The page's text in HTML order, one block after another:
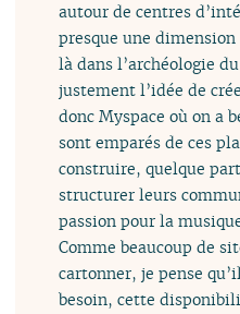
autour de centres
presque une
là dans l’archéologie
justement l’idée de
donc Myspace où on a
sont emparés de ces
construire, quelque
structurer leurs
passion pour la
Comme beaucoup de
cartonner, je pense
besoin, cette